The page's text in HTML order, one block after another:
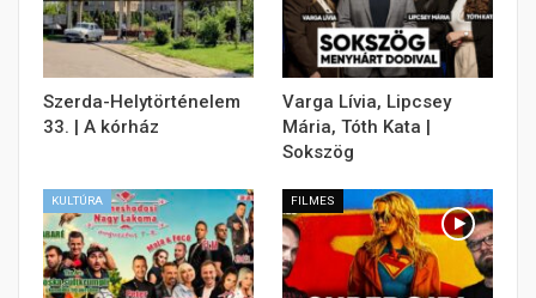
Szerda-Helytörténelem
33. | A kórház
Varga Lívia, Lipcsey
Mária, Tóth Kata |
Sokszög
KULTÚRA FILMES